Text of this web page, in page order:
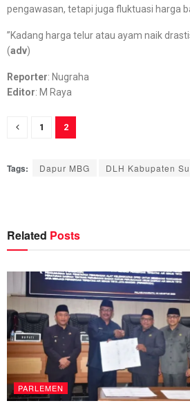
pengawasan, tetapi juga fluktuasi harga
‎”Kadang harga telur atau ayam naik
(adv)
Reporter: Nugraha
Editor: M Raya
1 2
Tags: Dapur MBG DLH Kabupaten
Related Posts
PARLEMEN